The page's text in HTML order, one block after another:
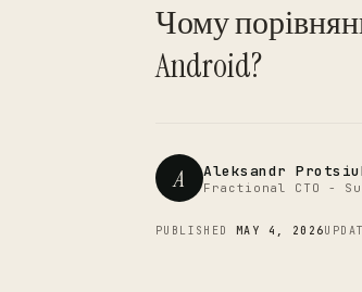
Чому
Android?
A Aleksandr
Fractional CTO -
PUBLISHED MAY 4, 2026